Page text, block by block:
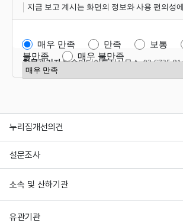
지금 보고 계시는 화면의 정보와 사용 편의성
매우 만족 만족
보통
불만족
매우 불만족
만족도 점수 선택
항목관리자방송미디어통신사무소 02-6735-
누리집개선의견
설문조사
소속 및 산하기관
유관기관